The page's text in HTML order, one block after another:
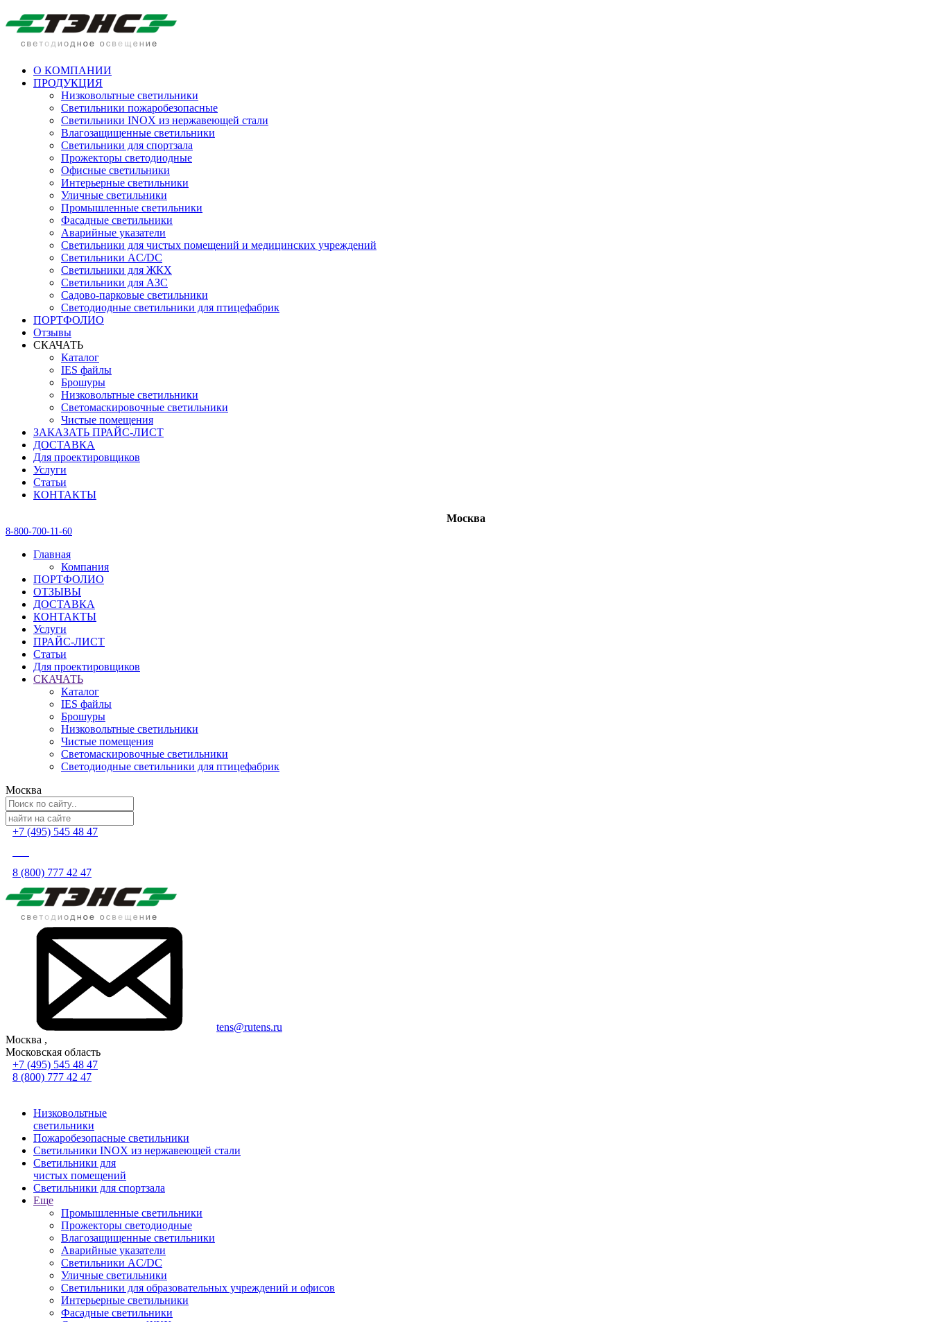
О КОМПАНИИ
ПРОДУКЦИЯ
Низковольтные светильники
Cветильники пожаробезопасные
Светильники INOX из нержавеющей стали
Влагозащищенные светильники
Светильники для спортзала
Прожекторы светодиодные
Офисные светильники
Интерьерные светильники
Уличные светильники
Промышленные светильники
Фасадные светильники
Аварийные указатели
Светильники для чистых помещений и медицинских учреждений
Светильники AC/DC
Светильники для ЖКХ
Светильники для АЗС
Садово-парковые светильники
Светодиодные светильники для птицефабрик
ПОРТФОЛИО
Отзывы
СКАЧАТЬ
Каталог
IES файлы
Брошуры
Низковольтные светильники
Светомаскировочные светильники
Чистые помещения
ЗАКАЗАТЬ ПРАЙС-ЛИСТ
ДОСТАВКА
Для проектировщиков
Услуги
Статьи
КОНТАКТЫ
Москва
8-800-700-11-60
Главная
Компания
ПОРТФОЛИО
ОТЗЫВЫ
ДОСТАВКА
КОНТАКТЫ
Услуги
ПРАЙС-ЛИСТ
Статьи
Для проектировщиков
СКАЧАТЬ
Каталог
IES файлы
Брошуры
Низковольтные светильники
Чистые помещения
Светомаскировочные светильники
Светодиодные светильники для птицефабрик
Москва
+7 (495) 545 48 47
8 (800) 777 42 47
tens@rutens.ru
Москва ,
Московская область
+7 (495) 545 48 47
8 (800) 777 42 47
Низковольтные
светильники
Пожаробезопасные светильники
Светильники INOX из нержавеющей стали
Светильники для
чистых помещений
Светильники для спортзала
Еще
Промышленные светильники
Прожекторы светодиодные
Влагозащищенные светильники
Аварийные указатели
Светильники AC/DC
Уличные светильники
Светильники для образовательных учреждений и офисов
Интерьерные светильники
Фасадные светильники